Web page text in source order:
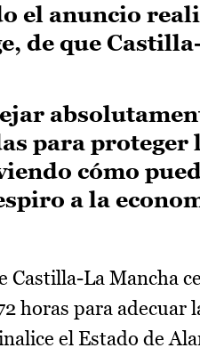
el anuncio
de que
para proteger
cómo
a la
Castilla-La Mancha
horas para adecuar
el Estado de